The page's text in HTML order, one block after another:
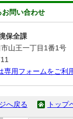
お問い合わせ
保全課
山王一丁目1番1号
専用フォームをご利
へ戻る トップ